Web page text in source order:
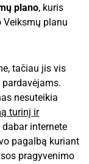
plano, kuris
planu
tačiau jis vis
nesuteikia
turinį ir
internete
pagalbą kuriant
pragyvenimo